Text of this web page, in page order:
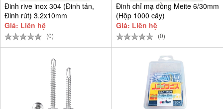
Đinh rive inox 304 (Đinh tán,
Đinh rút) 3.2x10mm
Giá: Liên hệ
(0)
Đinh chỉ mạ đồng Meite 6/30mm
(Hộp 1000 cây)
Giá: Liên hệ
(0)